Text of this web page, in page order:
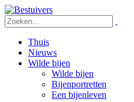
Thuis
Nieuws
Wilde bijen
Wilde bijen
Bijenportretten
Een bijenleven